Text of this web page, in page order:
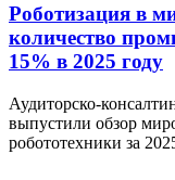
Роботизация в
количество
15% в 2025 году
Аудиторско-
выпустили обзор
робототехники за